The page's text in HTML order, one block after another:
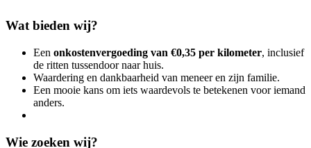
Wat bieden wij?
Een onkostenvergoeding van €0,35 per kilometer, inclusief
de ritten tussendoor naar huis.
Waardering en dankbaarheid van meneer en zijn familie.
Een mooie kans om iets waardevols te betekenen voor iemand
anders.
Wie zoeken wij?